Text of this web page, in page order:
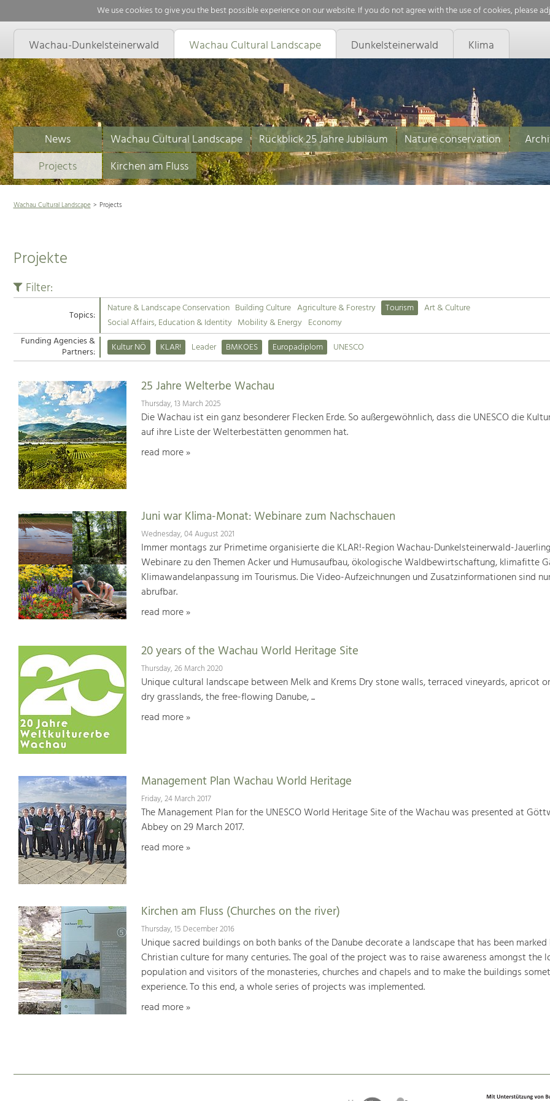
We use cookies to give you the best possible experience on our website. If you do not agree with the use of cookies, please
Wachau-Dunkelsteinerwald Wachau Cultural Landscape Dunkelsteinerwald Klima
News Wachau Cultural Landscape Rückblick 25 Jahre Jubiläum Nature conservation
Projects
Kirchen am Fluss
Wachau Cultural Landscape Projects
Projekte
Filter:
Topics: Nature & Landscape Conservation Building Culture Agriculture & Forestry Tourism
Art & Culture
Social Affairs, Education & Identity Mobility & Energy Economy
Funding Agencies &
Partners: Kultur NÖ KLAR! Leader BMKOES Europadiplom UNESCO
25 Jahre Welterbe Wachau
Thursday, 13 March 2025
Die Wachau ist ein ganz besonderer Flecken Erde. So außergewöhnlich, dass die UNESCO die
auf ihre Liste der Welterbestätten genommen hat.
read more »
Juni war Klima-Monat: Webinare zum Nachschauen
Wednesday, 04 August 2021
Immer montags zur Primetime organisierte die KLAR!-Region Wachau-Dunkelsteinerwald-
Webinare zu den Themen Acker und Humusaufbau, ökologische Waldbewirtschaftung, klimafitte
Klimawandelanpassung im Tourismus. Die Video-Aufzeichnungen und Zusatzinformationen sind
abrufbar.
read more »
20 years of the Wachau World Heritage Site
Thursday, 26 March 2020
Unique cultural landscape between Melk and Krems Dry stone walls, terraced vineyards, apricot
dry grasslands, the free-flowing Danube, ...
read more »
Management Plan Wachau World Heritage
Friday, 24 March 2017
The Management Plan for the UNESCO World Heritage Site of the Wachau was presented at
Abbey on 29 March 2017.
read more »
Kirchen am Fluss (Churches on the river)
Thursday, 15 December 2016
Unique sacred buildings on both banks of the Danube decorate a landscape that has been marked
Christian culture for many centuries. The goal of the project was to raise awareness amongst the
population and visitors of the monasteries, churches and chapels and to make the buildings
experience. To this end, a whole series of projects was implemented.
read more »